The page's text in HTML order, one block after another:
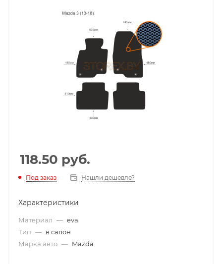
118.50 руб.
Под заказ Нашли дешевле?
Характеристики
Материал — eva
Тип — в салон
Марка авто — Mazda